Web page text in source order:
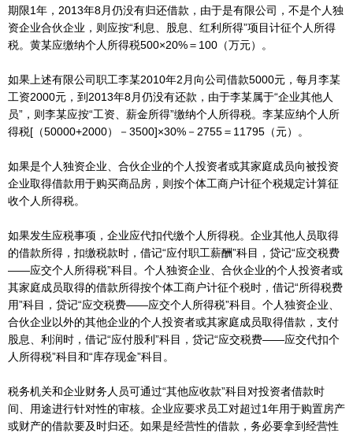
期限1年，2013年8月仍没有归还借款，由于是有限公司，不是个人独
资企业合伙企业，则应按“利息、股息、红利所得”项目计征个人所得
税。黄某应缴纳个人所得税500×20%＝100（万元）。
如果上述有限公司职工李某2010年2月向公司借款5000元，每月李某
工资2000元，到2013年8月仍没有还款，由于李某属于“企业其他人
员”，则李某应按“工资、薪金所得”缴纳个人所得税。李某应纳个人所
得税[（50000+2000）－3500]×30%－2755＝11795（元）。
如果是个人独资企业、合伙企业的个人投资者或其家庭成员向被投资
企业取得借款用于购买商品房，则按个体工商户计征个税规定计算征
收个人所得税。
如果发生应税事项，企业应代扣代缴个人所得税。企业其他人员取得
的借款所得，扣缴税款时，借记“应付职工薪酬”科目，贷记“应交税费
——应交个人所得税”科目。个人独资企业、合伙企业的个人投资者或
其家庭成员取得的借款所得按个体工商户计征个税时，借记“所得税费
用”科目，贷记“应交税费——应交个人所得税”科目。个人独资企业、
合伙企业以外的其他企业的个人投资者或其家庭成员取得借款，支付
股息、利润时，借记“应付股利”科目，贷记“应交税费——应交代扣个
人所得税”科目和“库存现金”科目。
税务机关和企业财务人员可通过“其他应收款”科目对投资者借款时
间、用途进行针对性的审核。企业应要求员工对超过1年用于购置房产
或财产的借款要及时归还。如果是经营性的借款，务必要拿到经营性